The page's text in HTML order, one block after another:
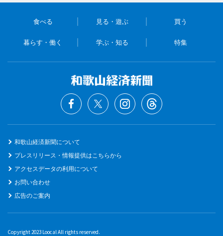
食べる 見る・遊ぶ 買う
暮らす・働く 学ぶ・知る 特集
和歌山経済新聞について
プレスリリース・情報提供はこちらから
アクセスデータの利用について
お問い合わせ
広告のご案内
Copyright 2023 Loocal All rights reserved.